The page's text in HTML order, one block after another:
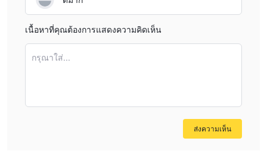
เหมาะกับสไตล์การเทรด ประสบการณ์ และงบประมาณของพวกเขา
หนึ่งในข้อได้เปรียบที่สำคัญของ TradeFills คือบัญชีทุกประเภทมีข้อ
และราคาไม่แพง TradeFills แม้ว่าพวกเขาจะยังใหม่กับการซื้อขายหรือ
ทดลองอีกด้วย บัญชีทดลองให้เงินเสมือนจริงแก่เทรดเดอร์เพื่อเทรดด้วย
เนื้อหาที่คุณต้องการแสดงความคิดเห็น
กรุณาใส่...
ส่งความเห็น